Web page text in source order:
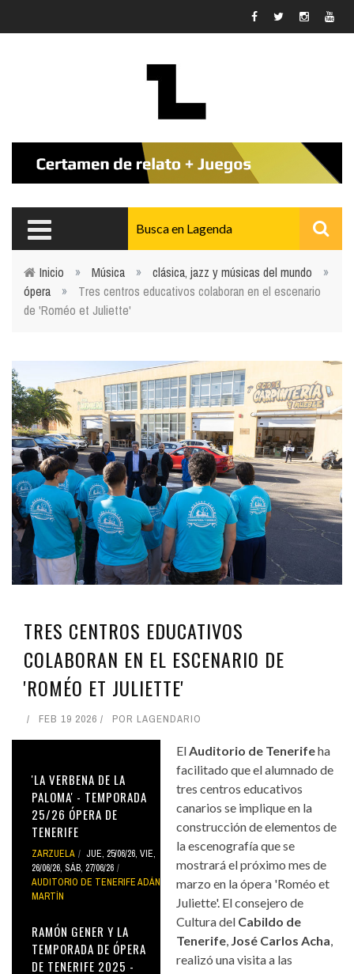
Usted está aquí
Inicio » Música » clásica, jazz y músicas del mundo
»
ópera
»
Tres centros educativos colaboran en el escenario
de 'Roméo et Juliette'
TRES CENTROS EDUCATIVOS
COLABORAN EN EL ESCENARIO DE
'ROMÉO ET JULIETTE'
FEB 19 2026 POR LAGENDARIO
'LA VERBENA DE LA
PALOMA' - TEMPORADA
25/26 ÓPERA DE
TENERIFE
ZARZUELA JUE, 25/06/26, VIE,
26/06/26, SÁB, 27/06/26
AUDITORIO DE TENERIFE ADÁN
MARTÍN
RAMÓN GENER Y LA
TEMPORADA DE ÓPERA
DE TENERIFE 2025 -
ElAuditorio de Tenerifeha
facilitado que el alumnado de
tres centros educativos
canarios se implique en la
construcción de elementos de
la escenografía que se
mostrará el próximo mes de
marzo en la ópera 'Roméo et
Juliette'. El consejero de
Cultura del Cabildo de
Tenerife, José Carlos Acha,
realizó una visita a las